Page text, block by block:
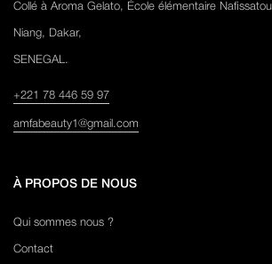
Collé à Aroma Gelato, École élémentaire Nafissatou
Niang, Dakar,
SENEGAL.
+221 78 446 59 97
amfabeauty1@gmail.com
À PROPOS DE NOUS
Qui sommes nous ?
Contact